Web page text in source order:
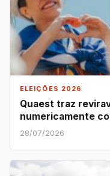
ELEIÇÕES 2026
Quaest traz
numericamente
28/07/2026